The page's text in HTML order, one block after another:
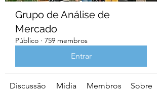
Grupo de Análise de
Mercado
Público · 759 membros
Entrar
Discussão Mídia Membros Sobre